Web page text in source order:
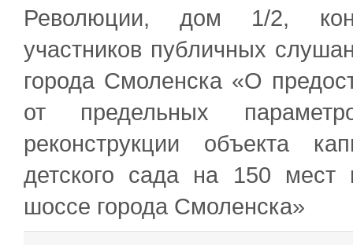
Революции, дом 1/2,
участников публичных
города Смоленска «О
от предельных
реконструкции объекта
детского сада на 150 мест
шоссе города Смоленска»